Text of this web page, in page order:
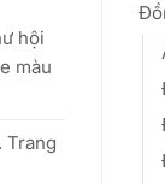
hội
màu
Trang